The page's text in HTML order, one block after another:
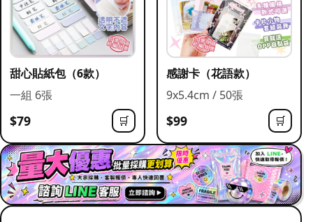
甜心貼紙包（6款）
一組 6張
$79 🛒
感謝卡（花語款）
9x5.4cm / 50張
$99 🛒